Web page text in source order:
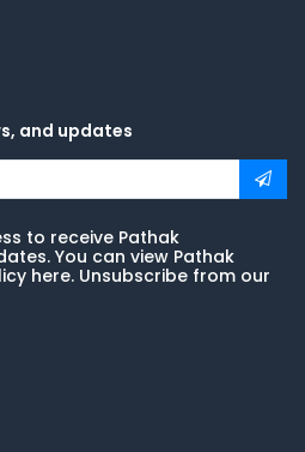
and updates
to receive Pathak
You can view Pathak
here. Unsubscribe from our